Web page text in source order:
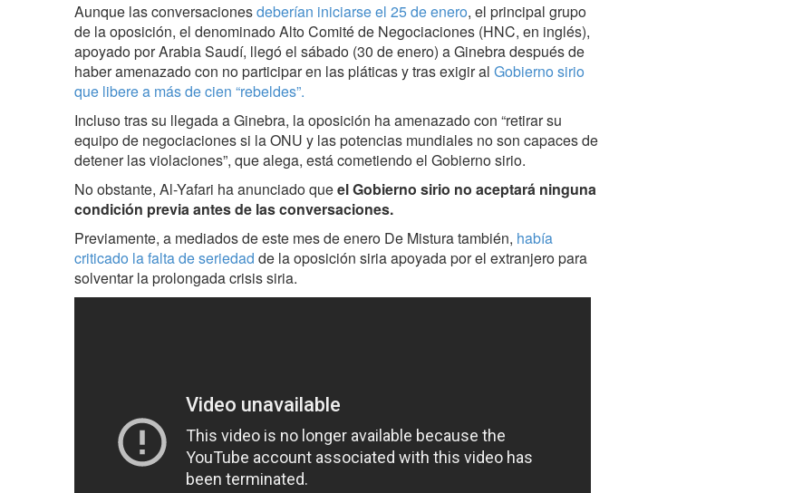
Aunque las conversacionesdeberían iniciarse el 25 de enero, el principal grupo
de la oposición, el denominado Alto Comité de Negociaciones (HNC, en inglés),
apoyado por Arabia Saudí, llegó el sábado (30 de enero) a Ginebra después de
haber amenazado con no participar en las pláticas y tras exigir al Gobierno sirio
que libere a más de cien “rebeldes”.
Incluso tras su llegada a Ginebra, la oposición ha amenazado con “retirar su
equipo de negociaciones si la ONU y las potencias mundiales no son capaces de
detener las violaciones”, que alega, está cometiendo el Gobierno sirio.
No obstante, Al-Yafari ha anunciado queel Gobierno sirio no aceptará ninguna
condición previa antes de las conversaciones.
Previamente, a mediados de este mes de enero De Mistura también, había
criticado la falta de seriedad de la oposición siria apoyada por el extranjero para
solventar la prolongada crisis siria.